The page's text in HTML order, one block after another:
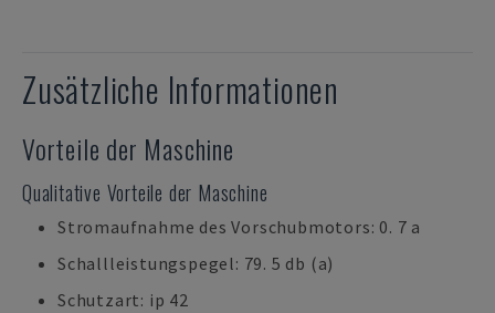
Zusätzliche Informationen
Vorteile der Maschine
Qualitative Vorteile der Maschine
Stromaufnahme des Vorschubmotors: 0. 7 a
Schallleistungspegel: 79. 5 db (a)
Schutzart: ip 42